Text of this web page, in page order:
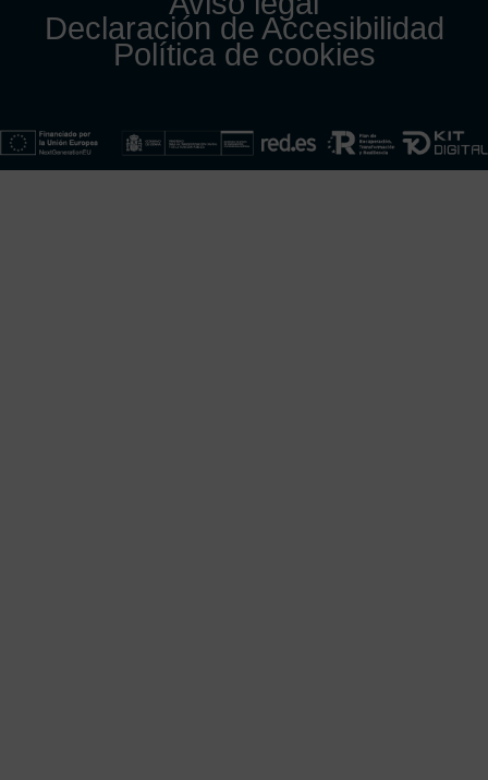
Declaración de Accesibilidad
Política de cookies